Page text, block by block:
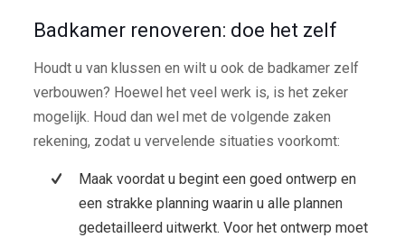
Badkamer renoveren: doe het zelf
Houdt u van klussen en wilt u ook de badkamer zelf
verbouwen? Hoewel het veel werk is, is het zeker
mogelijk. Houd dan wel met de volgende zaken
rekening, zodat u vervelende situaties voorkomt:
Maak voordat u begint een goed ontwerp en
een strakke planning waarin u alle plannen
gedetailleerd uitwerkt. Voor het ontwerp moet